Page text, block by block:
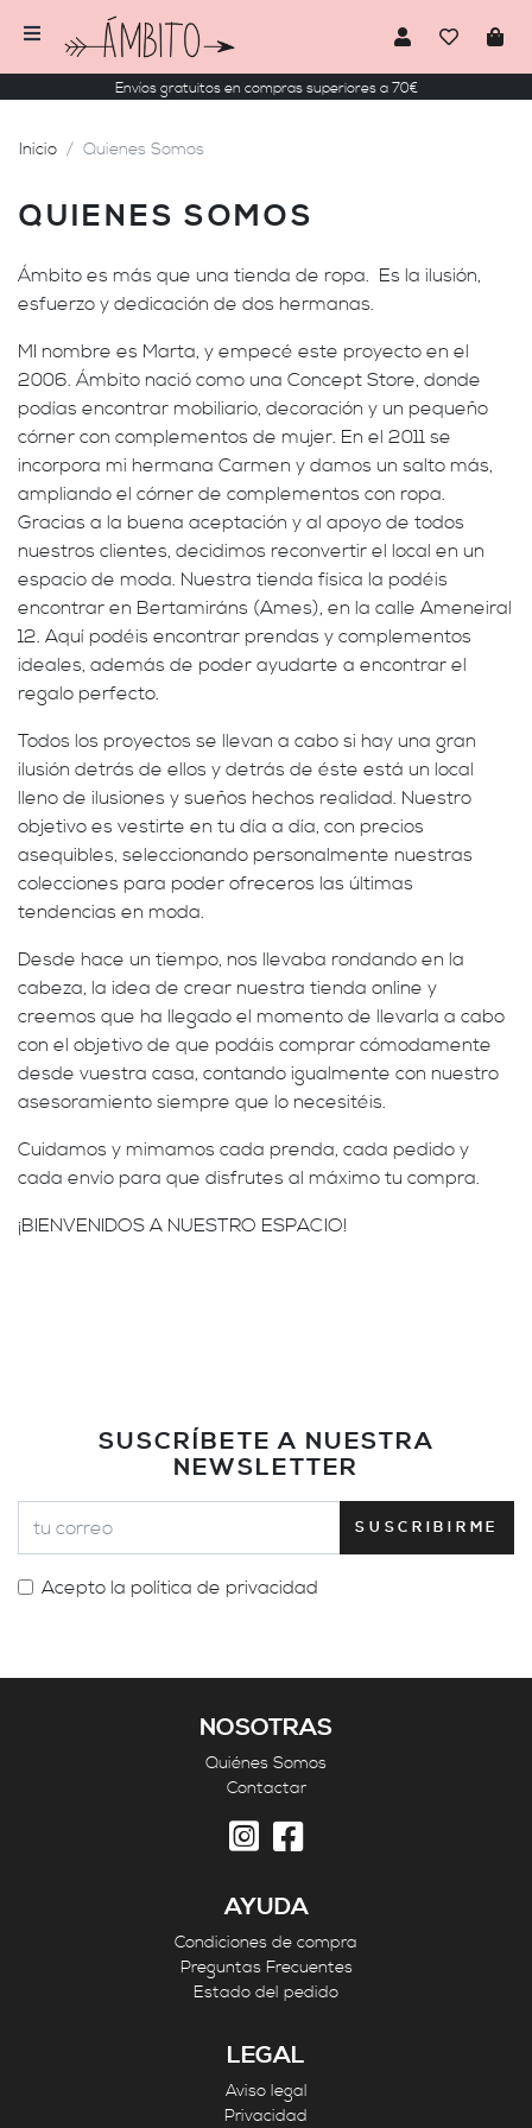
Envíos gratuitos en compras superiores a 70€
Inicio Quienes Somos
QUIENES SOMOS
Ámbito es más que una tienda de ropa. Es la ilusión,
esfuerzo y dedicación de dos hermanas.
MI nombre es Marta, y empecé este proyecto en el
2006. Ámbito nació como una Concept Store, donde
podías encontrar mobiliario, decoración y un pequeño
córner con complementos de mujer. En el 2011 se
incorpora mi hermana Carmen y damos un salto más,
ampliando el córner de complementos con ropa.
Gracias a la buena aceptación y al apoyo de todos
nuestros clientes, decidimos reconvertir el local en un
espacio de moda. Nuestra tienda física la podéis
encontrar en Bertamiráns (Ames), en la calle Ameneiral
12. Aquí podéis encontrar prendas y complementos
ideales, además de poder ayudarte a encontrar el
regalo perfecto.
Todos los proyectos se llevan a cabo si hay una gran
ilusión detrás de ellos y detrás de éste está un local
lleno de ilusiones y sueños hechos realidad. Nuestro
objetivo es vestirte en tu día a día, con precios
asequibles, seleccionando personalmente nuestras
colecciones para poder ofreceros las últimas
tendencias en moda.
Desde hace un tiempo, nos llevaba rondando en la
cabeza, la idea de crear nuestra tienda online y
creemos que ha llegado el momento de llevarla a cabo
con el objetivo de que podáis comprar cómodamente
desde vuestra casa, contando igualmente con nuestro
asesoramiento siempre que lo necesitéis.
Cuidamos y mimamos cada prenda, cada pedido y
cada envío para que disfrutes al máximo tu compra.
¡BIENVENIDOS A NUESTRO ESPACIO!
SUSCRÍBETE A NUESTRA
NEWSLETTER
SUSCRIBIRME
Acepto la política de privacidad
NOSOTRAS
Quiénes Somos
Contactar
AYUDA
Condiciones de compra
Preguntas Frecuentes
Estado del pedido
LEGAL
Aviso legal
Privacidad